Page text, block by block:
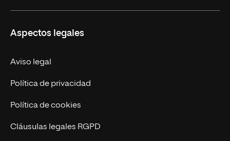
Trabaja en UNIR
Actualidad UNIR
Contáctanos
Aspectos legales
Aviso legal
Política de privacidad
Política de cookies
Cláusulas legales RGPD